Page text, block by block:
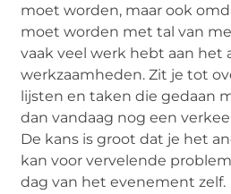
moet worden, maar ook
moet worden met tal van
vaak veel werk hebt aan het
werkzaamheden. Zit je tot
lijsten en taken die gedaan
dan vandaag nog een
De kans is groot dat je het
kan voor vervelende
dag van het evenement zelf.